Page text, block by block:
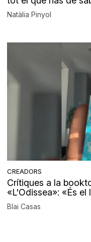
Natàlia Pinyol
CREADORS
Crítiques a la
«L'Odissea»: «És el
Blai Casas